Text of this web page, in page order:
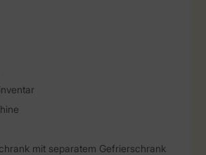
mit separatem Gefrierschrank